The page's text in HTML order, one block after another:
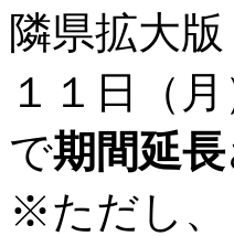
隣県拡大
１１日（
で期間延長
※ただし、